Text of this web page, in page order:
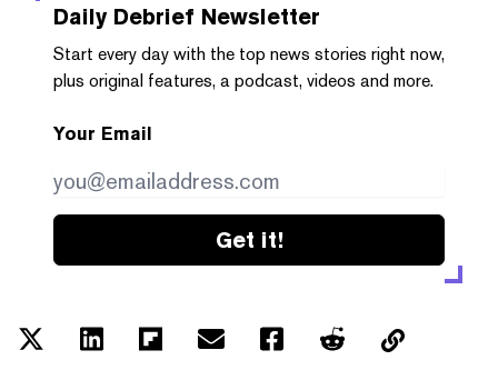
Daily Debrief Newsletter
Start every day with the top news stories right now,
plus original features, a podcast, videos and more.
Your Email
Get it!